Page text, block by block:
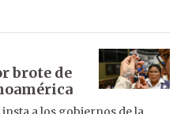
brote de